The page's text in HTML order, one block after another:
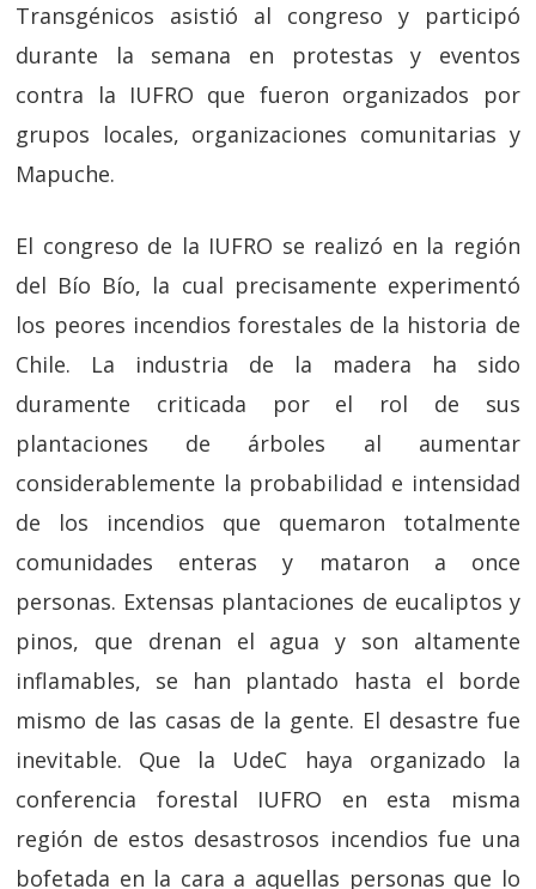
Transgénicos asistió al congreso y participó
durante la semana en protestas y eventos
contra la IUFRO que fueron organizados por
grupos locales, organizaciones comunitarias y
Mapuche.
El congreso de la IUFRO se realizó en la región
del Bío Bío, la cual precisamente experimentó
los peores incendios forestales de la historia de
Chile. La industria de la madera ha sido
duramente criticada por el rol de sus
plantaciones de árboles al aumentar
considerablemente la probabilidad e intensidad
de los incendios que quemaron totalmente
comunidades enteras y mataron a once
personas. Extensas plantaciones de eucaliptos y
pinos, que drenan el agua y son altamente
inflamables, se han plantado hasta el borde
mismo de las casas de la gente. El desastre fue
inevitable. Que la UdeC haya organizado la
conferencia forestal IUFRO en esta misma
región de estos desastrosos incendios fue una
bofetada en la cara a aquellas personas que lo